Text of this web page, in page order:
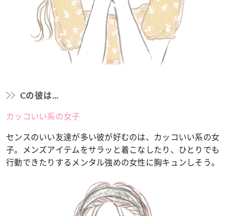
Cの彼は...
カッコいい系の女子
センスのいい友達が多い彼が好むのは、カッコいい系の女
子。メンズアイテムをサラッと着こなしたり、ひとりでも
行動できたりするメンタル強めの女性に胸キュンしそう。